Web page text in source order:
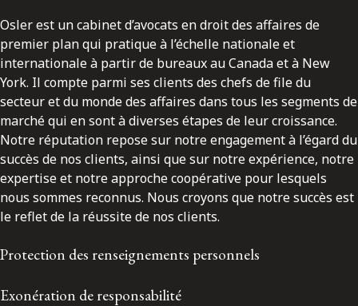
Osler est un cabinet d’avocats en droit des affaires de
premier plan qui pratique à l’échelle nationale et
internationale à partir de bureaux au Canada et à New
York. Il compte parmi ses clients des chefs de file du
secteur et du monde des affaires dans tous les segments de
marché qui en sont à diverses étapes de leur croissance.
Notre réputation repose sur notre engagement à l’égard du
succès de nos clients, ainsi que sur notre expérience, notre
expertise et notre approche coopérative pour lesquels
nous sommes reconnus. Nous croyons que notre succès est
le reflet de la réussite de nos clients.
Protection des renseignements personnels
Exonération de responsabilité